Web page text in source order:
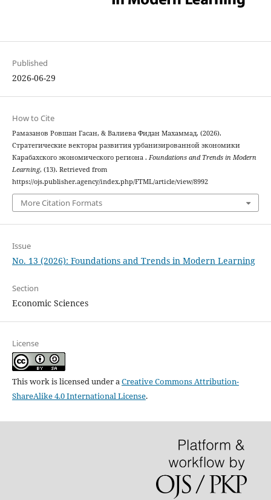
Published
2026-06-29
How to Cite
Рамазанов Ровшан Гасан, & Валиева Фидан Мaхаммад. (2026).
Стратегические векторы развития урбанизированной экономики
Карабахского экономического региона . Foundations and Trends in Modern
Learning, (13). Retrieved from
https://ojs.publisher.agency/index.php/FTML/article/view/8992
More Citation Formats
Issue
No. 13 (2026): Foundations and Trends in Modern Learning
Section
Economic Sciences
License
This work is licensed under aCreative Commons Attribution-
ShareAlike 4.0 International License.